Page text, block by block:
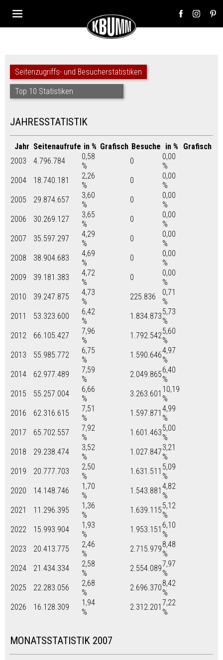
Seitenzugriffs- und Besucherstatistiken
Top 10 Statistiken
JAHRESSTATISTIK
Jahr Seitenaufrufe in % Grafisch Besuche in %
Grafisch
2003
4.796.784
0,58
%
0
0,00
%
2004
18.740.181
2,26
%
0
0,00
%
2005
29.874.657
3,60
%
0
0,00
%
2006
30.269.127
3,65
%
0
0,00
%
2007
35.597.297
4,29
%
0
0,00
%
2008
38.904.683
4,69
%
0
0,00
%
2009
39.181.383
4,72
%
0
0,00
%
2010
39.247.875
4,73
%
225.836
0,71
%
2011
53.323.600
6,42
%
1.834.8735,73
%
2012
66.105.427
7,96
%
1.792.5425,60
%
2013
55.985.772
6,75
%
1.590.6464,97
%
2014
62.977.489
7,59
%
2.049.8656,40
%
2015
55.257.004
6,66
%
3.263.601 10,19
%
2016
62.316.615
7,51
%
1.597.871 4,99
%
2017
65.702.557
7,92
%
1.601.4635,00
%
2018
29.238.474
3,52
%
1.027.8473,21
%
2019
20.777.703
2,50
%
1.631.511 5,09
%
2020
14.148.746
1,70
%
1.543.881 4,82
%
2021
11.296.395
1,36
%
1.639.1155,12
%
2022
15.993.904
1,93
%
1.953.151 6,10
%
2023
20.413.775
2,46
%
2.715.9798,48
%
2024
21.434.334
2,58
%
2.554.0897,97
%
2025
22.283.056
2,68
%
2.696.3708,42
%
2026
16.128.309
1,94
%
2.312.201 7,22
%
MONATSSTATISTIK 2007